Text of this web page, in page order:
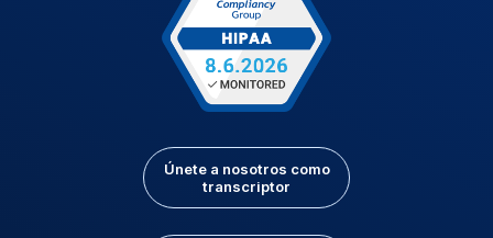
Únete a nosotros como
transcriptor